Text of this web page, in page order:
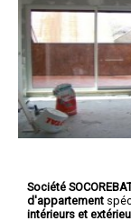
Société
d'appartement
intérieurs et